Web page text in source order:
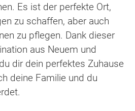
Es ist der perfekte Ort,
zu schaffen, aber auch
zu pflegen. Dank dieser
aus Neuem und
dir dein perfektes Zuhause
deine Familie und du